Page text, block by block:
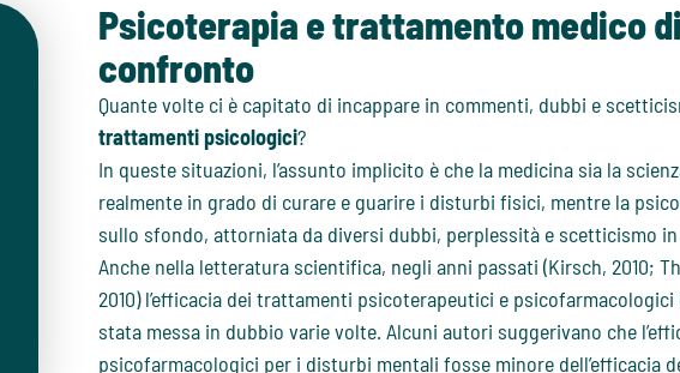
Psicoterapia e trattamento medico
confronto
Quante volte ci è capitato di incappare in commenti, dubbi e
trattamenti psicologici?
In queste situazioni, l’assunto implicito è che la medicina sia la
realmente in grado di curare e guarire i disturbi fisici, mentre la
sullo sfondo, attorniata da diversi dubbi, perplessità e scetticismo
Anche nella letteratura scientifica, negli anni passati (Kirsch, 2010;
2010) l’efficacia dei trattamenti psicoterapeutici e
stata messa in dubbio varie volte. Alcuni autori suggerivano che
psicofarmacologici per i disturbi mentali fosse minore dell’efficacia